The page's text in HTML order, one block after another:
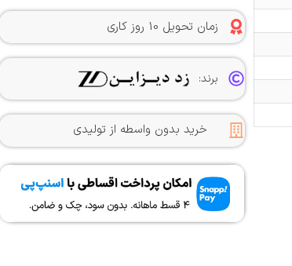
زمان تحویل 10 روز کاری
برند:
خرید بدون واسطه از تولیدی